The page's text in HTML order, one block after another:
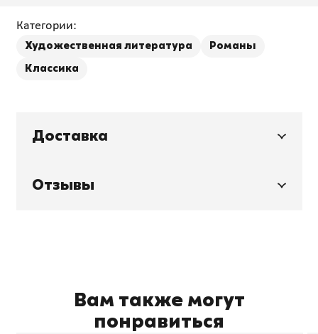
Категории:
Художественная литература
Романы
Классика
Доставка
Отзывы
Вам также могут
понравиться